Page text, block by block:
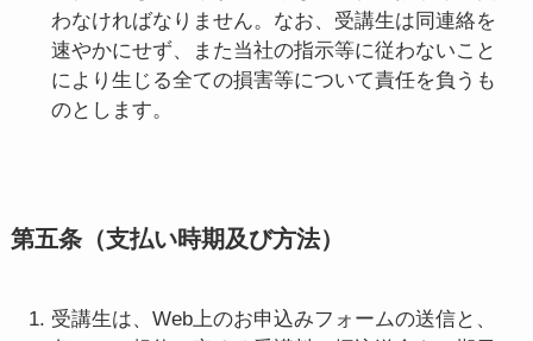
わなければなりません。なお、受講生は同連絡を
速やかにせず、また当社の指示等に従わないこと
により生じる全ての損害等について責任を負うも
のとします。
第五条（支払い時期及び方法）
受講生は、Web上のお申込みフォームの送信と、